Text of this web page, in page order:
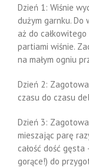
Dzień 1: Wiśnie
dużym garnku. Do
aż do
partiami wiśnie.
na małym ogniu
Dzień 2:
czasu do czasu
Dzień 3:
mieszając parę
całość dość
gorące!) do